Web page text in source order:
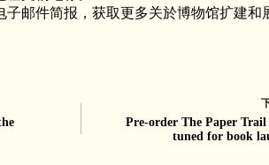
邮件简报，获取更多关於博物馆扩建和
Pre-order The Paper Trail
tuned for book